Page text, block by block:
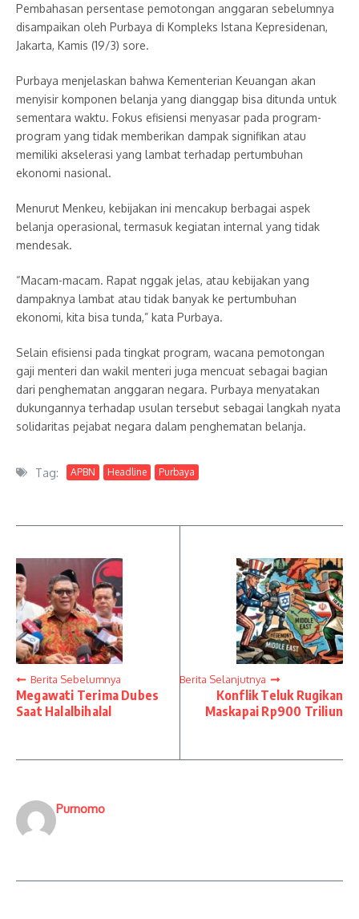
Pembahasan persentase pemotongan anggaran sebelumnya
disampaikan oleh Purbaya di Kompleks Istana Kepresidenan,
Jakarta, Kamis (19/3) sore.
Purbaya menjelaskan bahwa Kementerian Keuangan akan
menyisir komponen belanja yang dianggap bisa ditunda untuk
sementara waktu. Fokus efisiensi menyasar pada program-
program yang tidak memberikan dampak signifikan atau
memiliki akselerasi yang lambat terhadap pertumbuhan
ekonomi nasional.
Menurut Menkeu, kebijakan ini mencakup berbagai aspek
belanja operasional, termasuk kegiatan internal yang tidak
mendesak.
“Macam-macam. Rapat nggak jelas, atau kebijakan yang
dampaknya lambat atau tidak banyak ke pertumbuhan
ekonomi, kita bisa tunda,” kata Purbaya.
Selain efisiensi pada tingkat program, wacana pemotongan
gaji menteri dan wakil menteri juga mencuat sebagai bagian
dari penghematan anggaran negara. Purbaya menyatakan
dukungannya terhadap usulan tersebut sebagai langkah nyata
solidaritas pejabat negara dalam penghematan belanja.
Tag: APBN Headline Purbaya
Berita Sebelumnya
Megawati Terima Dubes
Saat Halalbihalal
Berita Selanjutnya
Konflik Teluk Rugikan
Maskapai Rp900 Triliun
Purnomo